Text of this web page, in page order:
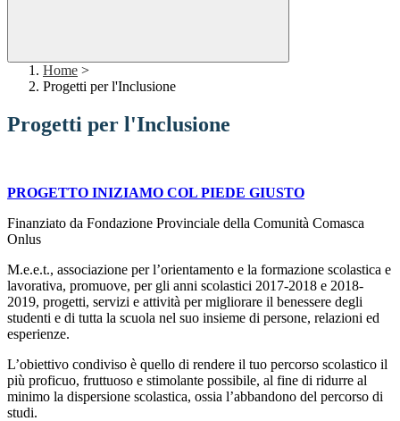
Home >
Progetti per l'Inclusione
Progetti per l'Inclusione
PROGETTO INIZIAMO COL PIEDE GIUSTO
Finanziato da Fondazione Provinciale della Comunità Comasca
Onlus
M.e.e.t., associazione per l’orientamento e la formazione scolastica e
lavorativa, promuove, per gli anni scolastici 2017-2018 e 2018-
2019, progetti, servizi e attività per migliorare il benessere degli
studenti e di tutta la scuola nel suo insieme di persone, relazioni ed
esperienze.
L’obiettivo condiviso è quello di rendere il tuo percorso scolastico il
più proficuo, fruttuoso e stimolante possibile, al fine di ridurre al
minimo la dispersione scolastica, ossia l’abbandono del percorso di
studi.